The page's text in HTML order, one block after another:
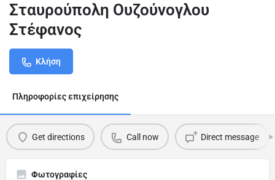
Σταυρούπολη Ουζούνογλου
Στέφανος
Κλήση
Πληροφορίες επιχείρησης
Get directions Call now Direct message
Φωτογραφίες